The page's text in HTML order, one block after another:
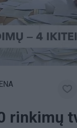
rinkimų